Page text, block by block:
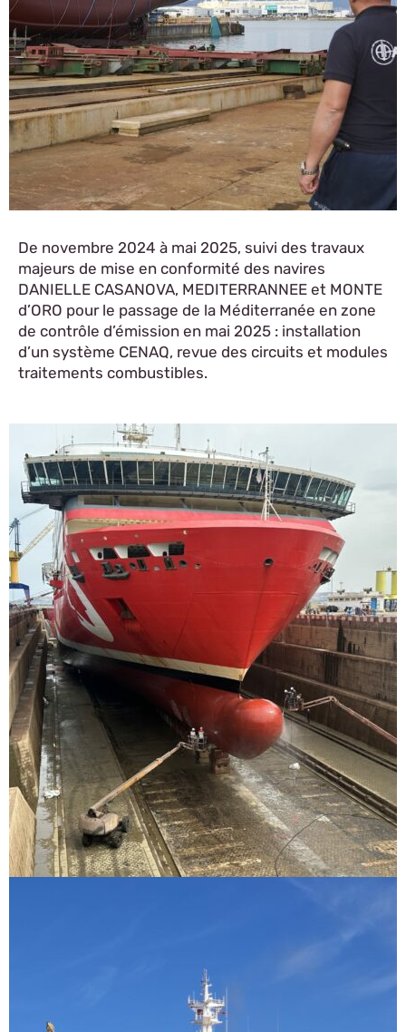
De novembre 2024 à mai 2025, suivi des travaux
majeurs de mise en conformité des navires
DANIELLE CASANOVA, MEDITERRANNEE et MONTE
d’ORO pour le passage de la Méditerranée en zone
de contrôle d’émission en mai 2025 : installation
d’un système CENAQ, revue des circuits et modules
traitements combustibles.